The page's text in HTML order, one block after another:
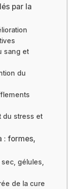
par la
sang et
du
du stress et
: formes,
gélules,
de la cure